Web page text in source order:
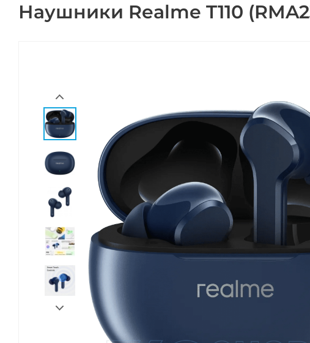
Наушники Realme T110